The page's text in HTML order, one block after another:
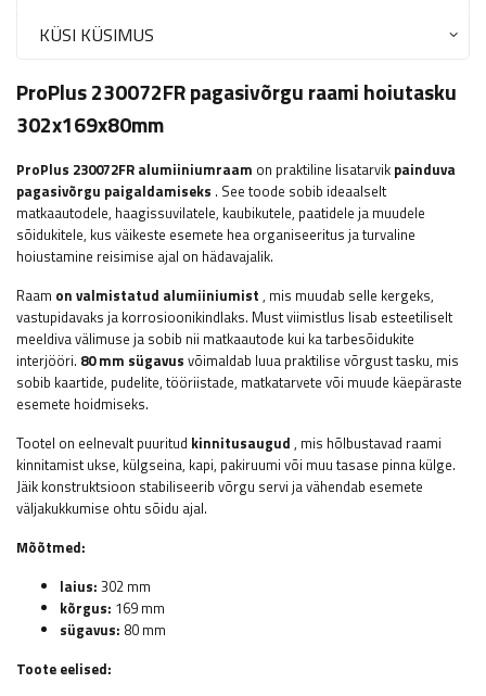
KÜSI KÜSIMUS
ProPlus 230072FR pagasivõrgu raami hoiutasku
302x169x80mm
ProPlus 230072FR alumiiniumraam on praktiline lisatarvik painduva
pagasivõrgu paigaldamiseks . See toode sobib ideaalselt
matkaautodele, haagissuvilatele, kaubikutele, paatidele ja muudele
sõidukitele, kus väikeste esemete hea organiseeritus ja turvaline
hoiustamine reisimise ajal on hädavajalik.
Raam on valmistatud alumiiniumist , mis muudab selle kergeks,
vastupidavaks ja korrosioonikindlaks. Must viimistlus lisab esteetiliselt
meeldiva välimuse ja sobib nii matkaautode kui ka tarbesõidukite
interjööri. 80 mm sügavus võimaldab luua praktilise võrgust tasku, mis
sobib kaartide, pudelite, tööriistade, matkatarvete või muude käepäraste
esemete hoidmiseks.
Tootel on eelnevalt puuritud kinnitusaugud , mis hõlbustavad raami
kinnitamist ukse, külgseina, kapi, pakiruumi või muu tasase pinna külge.
Jäik konstruktsioon stabiliseerib võrgu servi ja vähendab esemete
väljakukkumise ohtu sõidu ajal.
Mõõtmed:
laius: 302 mm
kõrgus: 169 mm
sügavus: 80 mm
Toote eelised: